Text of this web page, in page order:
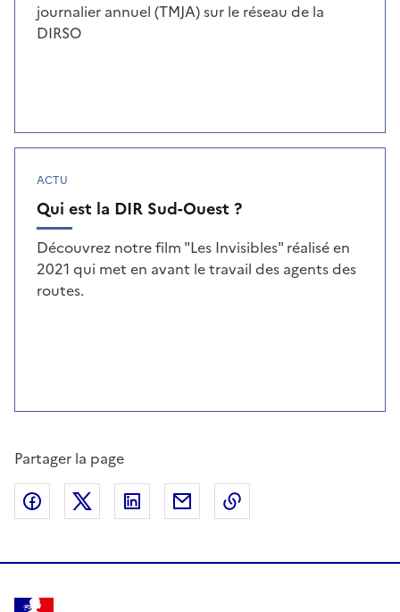
journalier annuel (TMJA) sur le réseau de la
DIRSO
Qui est la DIR Sud-Ouest ?
ACTU
Découvrez notre film "Les Invisibles" réalisé en
2021 qui met en avant le travail des agents des
routes.
Partager la page
Partager sur Facebook
Partager sur XPartager sur LinkedIn
Partager par email